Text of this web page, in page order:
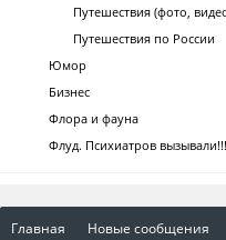
Путешествия (фото,
Путешествия по России
Юмор
Бизнес
Флора и фауна
Флуд. Психиатров вызывали!!!
Главная Новые сообщения